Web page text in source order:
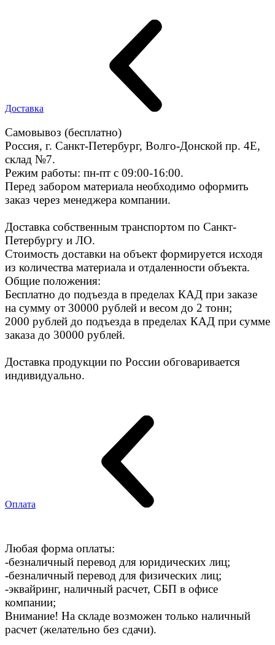
Доставка
Самовывоз (бесплатно)
Россия, г. Санкт-Петербург, Волго-Донской пр. 4E,
склад №7.
Режим работы: пн-пт с 09:00-16:00.
Перед забором материала необходимо оформить
заказ через менеджера компании.
Доставка собственным транспортом по Санкт-
Петербургу и ЛО.
Стоимость доставки на объект формируется исходя
из количества материала и отдаленности объекта.
Общие положения:
Бесплатно до подъезда в пределах КАД при заказе
на сумму от 30000 рублей и весом до 2 тонн;
2000 рублей до подъезда в пределах КАД при сумме
заказа до 30000 рублей.
Доставка продукции по России обговаривается
индивидуально.
Оплата
Любая форма оплаты:
-безналичный перевод для юридических лиц;
-безналичный перевод для физических лиц;
-эквайринг, наличный расчет, СБП в офисе
компании;
Внимание! На складе возможен только наличный
расчет (желательно без сдачи).